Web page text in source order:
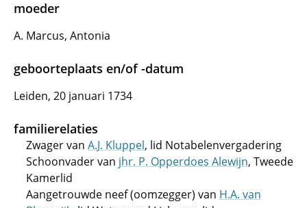
moeder
A. Marcus, Antonia
geboorteplaats en/of -datum
Leiden, 20 januari 1734
familierelaties
Zwager van A.J. Kluppel, lid Notabelenvergadering
Schoonvader van jhr. P. Opperdoes Alewijn, Tweede
Kamerlid
Aangetrouwde neef (oomzegger) van H.A. van